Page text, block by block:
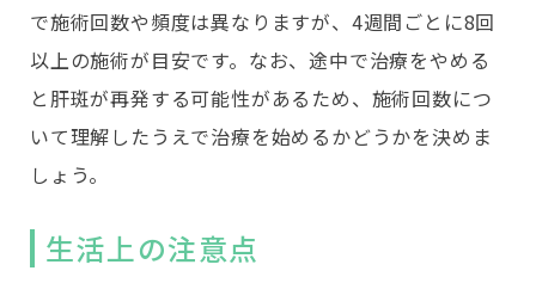
で施術回数や頻度は異なりますが、4週間ごとに8回
以上の施術が目安です。なお、途中で治療をやめる
と肝斑が再発する可能性があるため、施術回数につ
いて理解したうえで治療を始めるかどうかを決めま
しょう。
生活上の注意点